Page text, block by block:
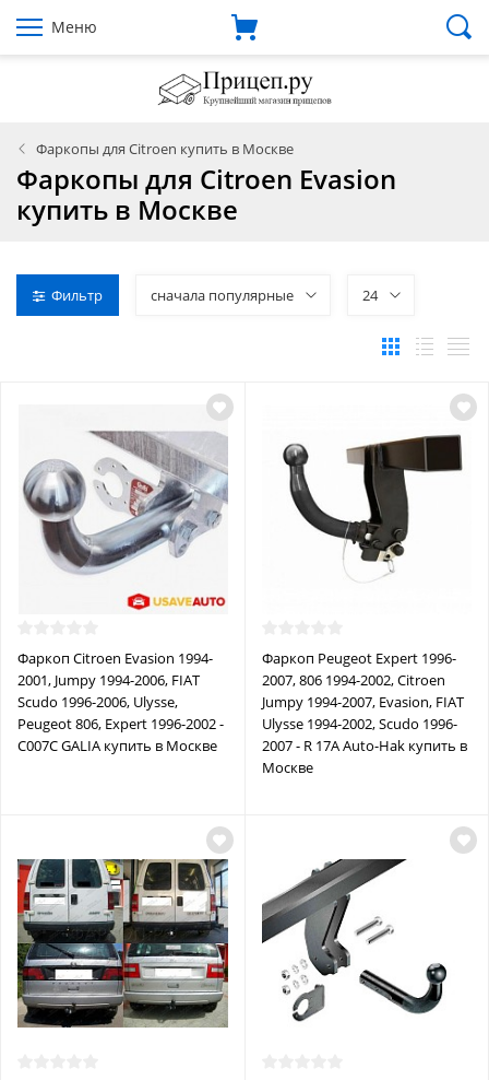
Меню
Фаркопы для Citroen купить в Москве
Фаркопы для Citroen Evasion
купить в Москве
Фильтр сначала популярные 24
Фаркоп Citroen Evasion 1994-
2001, Jumpy 1994-2006, FIAT
Scudo 1996-2006, Ulysse,
Peugeot 806, Expert 1996-2002 -
C007C GALIA купить в Москве
Фаркоп Peugeot Expert 1996-
2007, 806 1994-2002, Citroen
Jumpy 1994-2007, Evasion, FIAT
Ulysse 1994-2002, Scudo 1996-
2007 - R 17A Auto-Hak купить в
Москве